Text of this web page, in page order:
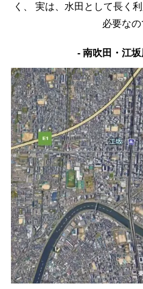
く、
実は、水田として長く
必要なの
- 南吹田・江